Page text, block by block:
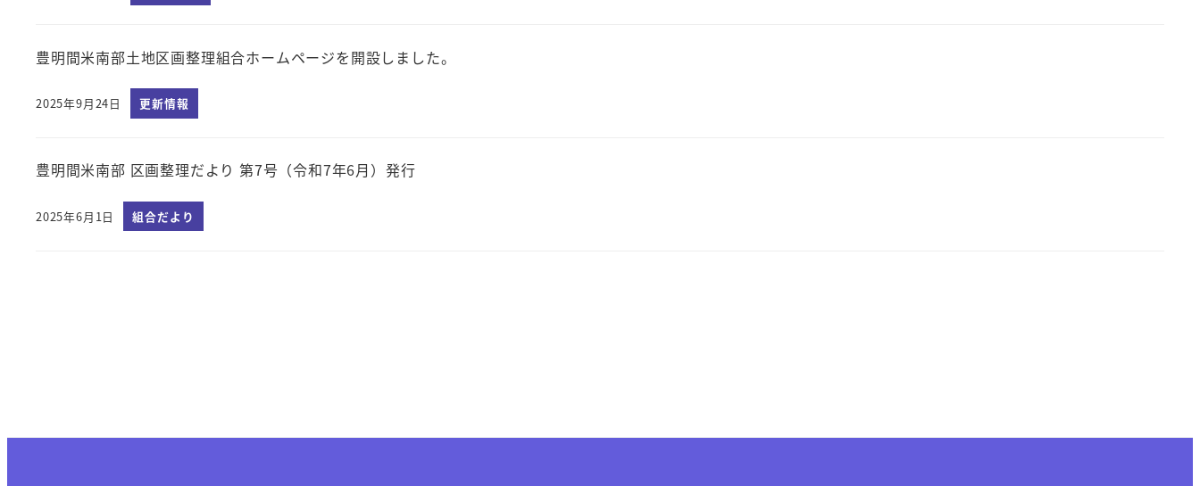
豊明間米南部土地区画整理組合ホームページを開設しました。
投稿日
2025年9月24日 更新情報
豊明間米南部 区画整理だより 第7号（令和7年6月）発行
投稿日
2025年6月1日 組合だより